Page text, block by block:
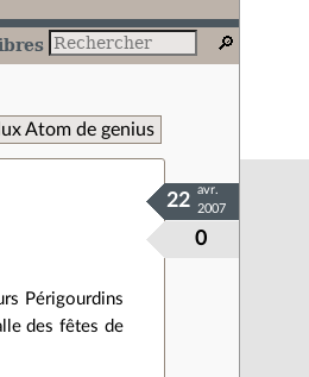
Atom de genius
0
22
avr.
2007
Périgourdins
des fêtes de